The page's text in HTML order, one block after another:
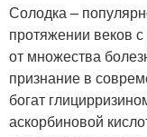
Солодка –
протяжении веков
от множества
признание в
богат
аскорбиновой